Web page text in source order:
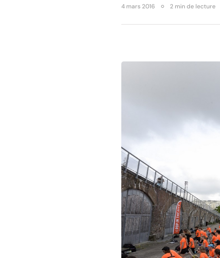
4 mars 2016 2 min de lecture